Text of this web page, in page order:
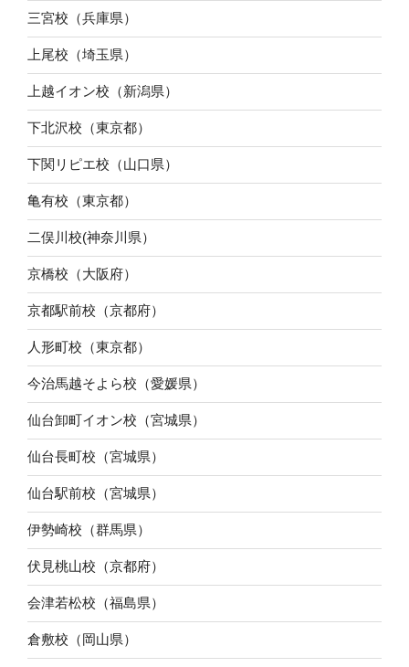
三宮校（兵庫県）
上尾校（埼玉県）
上越イオン校（新潟県）
下北沢校（東京都）
下関リピエ校（山口県）
亀有校（東京都）
二俣川校(神奈川県）
京橋校（大阪府）
京都駅前校（京都府）
人形町校（東京都）
今治馬越そよら校（愛媛県）
仙台卸町イオン校（宮城県）
仙台長町校（宮城県）
仙台駅前校（宮城県）
伊勢崎校（群馬県）
伏見桃山校（京都府）
会津若松校（福島県）
倉敷校（岡山県）